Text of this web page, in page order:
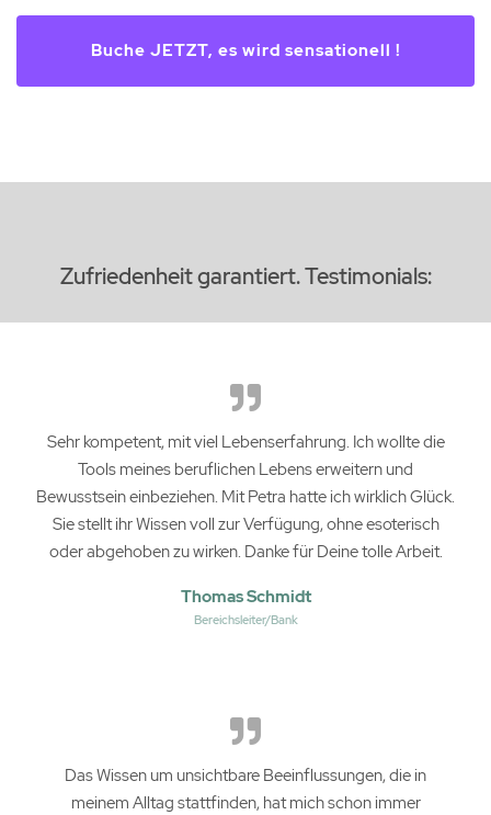
Buche JETZT, es wird sensationell !
Zufriedenheit garantiert. Testimonials:
Sehr kompetent, mit viel Lebenserfahrung. Ich wollte die
Tools meines beruflichen Lebens erweitern und
Bewusstsein einbeziehen. Mit Petra hatte ich wirklich Glück.
Sie stellt ihr Wissen voll zur Verfügung, ohne esoterisch
oder abgehoben zu wirken. Danke für Deine tolle Arbeit.
Thomas Schmidt
Bereichsleiter/Bank
Das Wissen um unsichtbare Beeinflussungen, die in
meinem Alltag stattfinden, hat mich schon immer